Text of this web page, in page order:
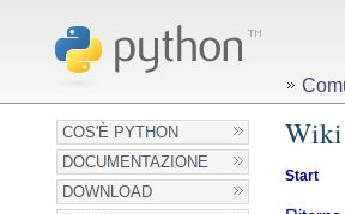
COS'È PYTHON
DOCUMENTAZIONE
DOWNLOAD
Wiki
Start